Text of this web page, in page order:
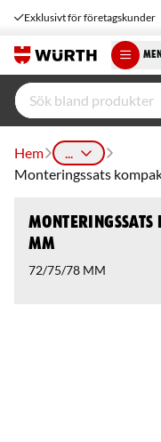
Exklusivt för företagskunder
Hem
...
Monteringssats
Monteringssats
mm
72/75/78 MM